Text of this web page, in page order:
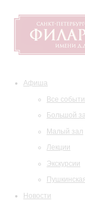
Афиша
Все
Большой
Малый зал
Лекции
Экскурсии
Новости